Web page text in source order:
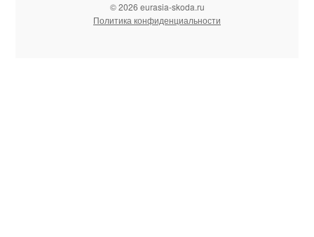
© 2026 eurasia-skoda.ru
Политика конфиденциальности